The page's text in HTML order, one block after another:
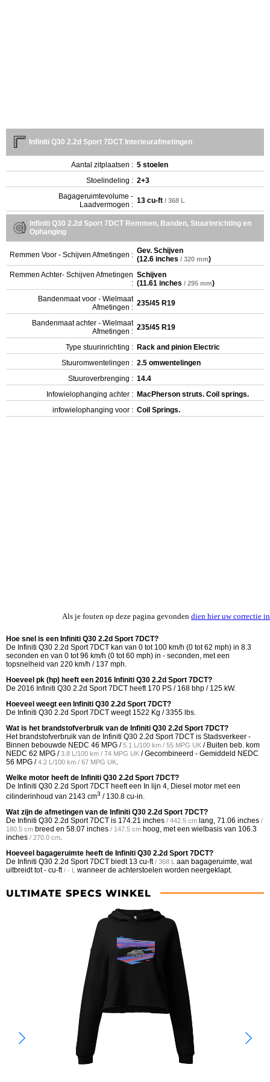
Infiniti Q30 2.2d Sport 7DCT Interieurafmetingen
Aantal zitplaatsen : 5 stoelen
Stoelindeling : 2+3
Bagageruimtevolume -
Laadvermogen : 13 cu-ft / 368 L
Infiniti Q30 2.2d Sport 7DCT Remmen, Banden, Stuurinrichting en
Ophanging
Remmen Voor - Schijven Afmetingen : Gev. Schijven
(12.6 inches / 320 mm)
Remmen Achter- Schijven Afmetingen
:
Schijven
(11.61 inches / 295 mm)
Bandenmaat voor - Wielmaat
Afmetingen : 235/45 R19
Bandenmaat achter - Wielmaat
Afmetingen : 235/45 R19
Type stuurinrichting : Rack and pinion Electric
Stuuromwentelingen : 2.5 omwentelingen
Stuuroverbrenging : 14.4
Infowielophanging achter : MacPherson struts. Coil springs.
infowielophanging voor : Coil Springs.
Als je fouten op deze pagina gevonden dien hier uw correctie in
Hoe snel is een Infiniti Q30 2.2d Sport 7DCT?
De Infiniti Q30 2.2d Sport 7DCT kan van 0 tot 100 km/h (0 tot 62 mph) in 8.3
seconden en van 0 tot 96 km/h (0 tot 60 mph) in - seconden, met een
topsnelheid van 220 km/h / 137 mph.
Hoeveel pk (hp) heeft een 2016 Infiniti Q30 2.2d Sport 7DCT?
De 2016 Infiniti Q30 2.2d Sport 7DCT heeft 170 PS / 168 bhp / 125 kW.
Hoeveel weegt een Infiniti Q30 2.2d Sport 7DCT?
De Infiniti Q30 2.2d Sport 7DCT weegt 1522 Kg / 3355 lbs.
Wat is het brandstofverbruik van de Infiniti Q30 2.2d Sport 7DCT?
Het brandstofverbruik van de Infiniti Q30 2.2d Sport 7DCT is Stadsverkeer -
Binnen bebouwde NEDC 46 MPG /5.1 L/100 km / 55 MPG UK / Buiten beb. kom
NEDC 62 MPG /3.8 L/100 km / 74 MPG UK / Gecombineerd - Gemiddeld NEDC
56 MPG /4.2 L/100 km / 67 MPG UK
Welke motor heeft de Infiniti Q30 2.2d Sport 7DCT?
De Infiniti Q30 2.2d Sport 7DCT heeft een In lijn 4, Diesel motor met een
cilinderinhoud van 2143 cm3 / 130.8 cu-in.
Wat zijn de afmetingen van de Infiniti Q30 2.2d Sport 7DCT?
De Infiniti Q30 2.2d Sport 7DCT is 174.21 inches / 442.5 cm lang, 71.06 inches /
180.5 cm breed en 58.07 inches / 147.5 cm hoog, met een wielbasis van 106.3
inches / 270.0 cm
Hoeveel bagageruimte heeft de Infiniti Q30 2.2d Sport 7DCT?
De Infiniti Q30 2.2d Sport 7DCT biedt 13 cu-ft / 368 L aan bagageruimte, wat
uitbreidt tot- cu-ft / - L wanneer de achterstoelen worden neergeklapt.
ULTIMATE SPECS WINKEL